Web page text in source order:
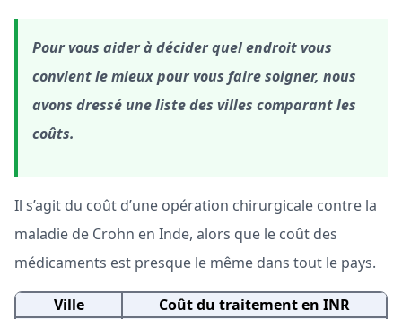
Pour vous aider à décider quel endroit vous
convient le mieux pour vous faire soigner, nous
avons dressé une liste des villes comparant les
coûts.
Il s’agit du coût d’une opération chirurgicale contre la
maladie de Crohn en Inde, alors que le coût des
médicaments est presque le même dans tout le pays.
Ville
Coût du traitement en INR